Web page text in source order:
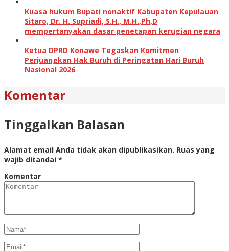
Kuasa hukum Bupati nonaktif Kabupaten Kepulauan
Sitaro, Dr. H. Supriadi, S.H., M.H.,Ph,D
mempertanyakan dasar penetapan kerugian negara
Ketua DPRD Konawe Tegaskan Komitmen
Perjuangkan Hak Buruh di Peringatan Hari Buruh
Nasional 2026
Komentar
Tinggalkan Balasan
Alamat email Anda tidak akan dipublikasikan. Ruas yang
wajib ditandai *
Komentar